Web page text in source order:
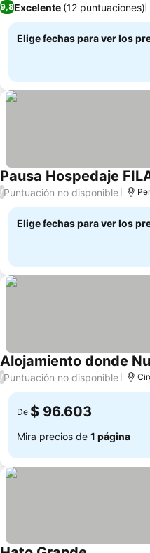
9,8Excelente (12 puntuaciones)
Elige fechas para ver los
Pausa Hospedaje
/Puntuación no disponible
Elige fechas para ver los
Alojamiento donde
/Puntuación no disponible
De $ 96.603
Mira precios de 1 página